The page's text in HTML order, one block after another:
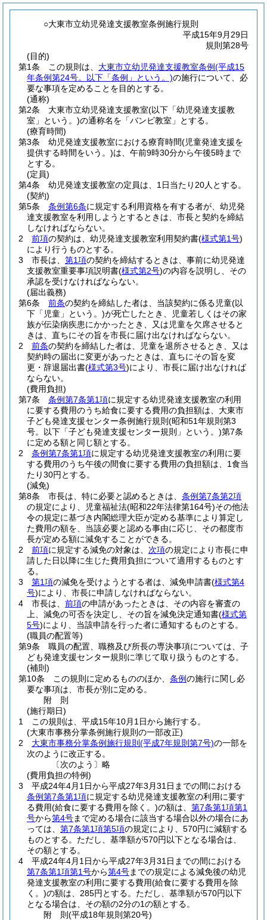
○大東市立幼児発達支援教室条例施行規則
平成15年9月29日
規則第28号
(目的)
第1条
この規則は、 大東市立幼児発達支援教室条例(平成15
年条例第24号。以下「条例」という。)の施行について、必
要な事項を定めることを目的とする。
(通称)
第2条
大東市立幼児発達支援教室(以下「幼児発達支援教
室」という。)の通称名を「バンビ教室」とする。
(療育時間)
第3条
幼児発達支援教室における療育時間(児童発達支援を
提供する時間をいう。)は、午前9時30分から午後5時まで
とする。
(定員)
第4条
幼児発達支援教室の定員は、1日当たり20人とする。
(契約)
第5条
条例第6条に規定する利用資格を有する者が、幼児発
達支援教室を利用しようとするときは、市長と契約を締結
しなければならない。
2
前項の契約は、幼児発達支援教室利用契約書(様式第1号)
により行うものとする。
3
市長は、 第1項の契約を締結するときは、事前に幼児発達
支援教室重要事項説明書(様式第2号)の内容を説明し、その
承認を受けなければならない。
(届出義務)
第6条
前条の契約を締結した者は、当該契約に係る児童(以
下「児童」という。)が死亡したとき、児童若しくはその家
族が伝染病疾患にかかったとき、又は児童を欠席させると
きは、直ちにその旨を市長に届け出なければならない。
2
前条の契約を締結した者は、児童を退所させるとき、又は
契約時の届出に変更があったときは、直ちにその旨を変
更・辞退届出書(様式第3号)により、市長に届け出なければ
ならない。
(費用負担)
第7条
条例第7条第1項に規定する幼児発達支援教室の利用
に要する費用のうち給食に要する費用の負担額は、大東市
子ども発達支援センター条例施行規則 (昭和51年規則第3
号。以下「子ども発達支援センター規則」という。)第7条
に定める額と同じ額とする。
2
条例第7条第1項に規定する幼児発達支援教室の利用に要
する費用のうち午後の間食に要する費用の負担額は、1食当
たり30円とする。
(減免)
第8条
市長は、特に必要と認めるときは、 条例第7条第2項
の規定により、児童福祉法(昭和22年法律第164号)その他法
令の規定に基づき内閣総理大臣が定める基準により算定し
た費用の額を、当該必要と認める事由に応じ、その都度市
長が定める額に減免することができる。
2
前項に規定する減免の対象は、 次項の規定により市長に申
請した日以降に生じた費用負担について適用するものとす
る。
3
第1項の減免を受けようとする者は、減免申請書(様式第4
号)により、市長に申請しなければならない。
4
市長は、 前項の申請があったときは、その内容を審査の
上、減免の可否を決定し、その旨を減免決定通知書(様式第
5号)により、当該申請を行った者に通知するものとする。
(職員の配置等)
第9条
職員の配置、職務及び所長の専決事項については、子
ども発達支援センター規則に準じて取り扱うものとする。
(補則)
第10条
この規則に定めるもののほか、 条例の施行に関し必
要な事項は、市長が別に定める。
附 則
(施行期日)
1
この規則は、平成15年10月1日から施行する。
(大東市事務分掌条例施行規則の一部改正)
2
大東市事務分掌条例施行規則 (平成7年規則第7号)の一部を
次のように改正する。
〔次のよう〕略
(費用負担の特例)
3
平成24年4月1日から平成27年3月31日までの間における
条例第7条第1項に規定する幼児発達支援教室の利用に要す
る費用(給食に要する費用を除く。)の額は、 第7条第1項第1
号から第4号まで定める場合に該当する場合以外の場合にあ
っては、 第7条第1項第5項の規定により、570円に減額する
ものとする。 ただし、基準額が570円以下となる場合は、
その額とする。
4
平成24年4月1日から平成27年3月31日までの間における
第7条第1項第1号から第4号までの規定による減免後の幼児
発達支援教室の利用に要する費用(給食に要する費用を除
く。)の額は、285円とする。 ただし、基準額が570円以下
となる場合は、その額の2分の1の額とする。
附 則(平成18年規則第20号)